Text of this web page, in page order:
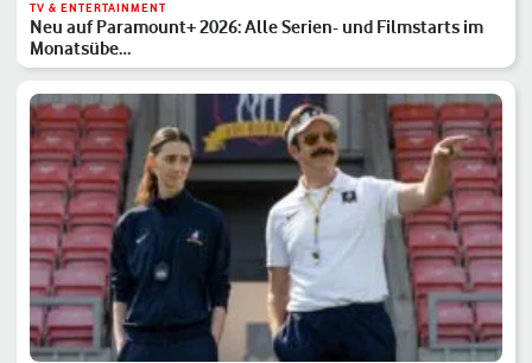
TV & ENTERTAINMENT
Neu auf Paramount+ 2026: Alle Serien- und Filmstarts im
Monatsübe…